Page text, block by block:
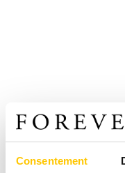
Consentement